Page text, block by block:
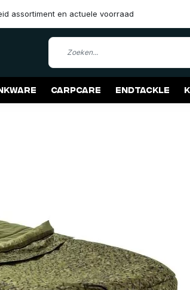
assortiment en actuele voorraad
Carpcare Endtackle